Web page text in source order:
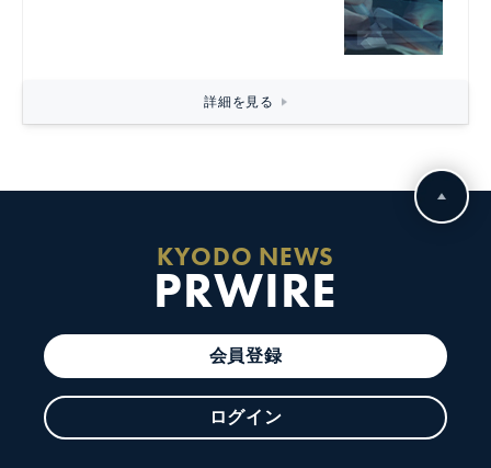
詳細を見る
KYODO NEWS
PRWIRE
会員登録
ログイン